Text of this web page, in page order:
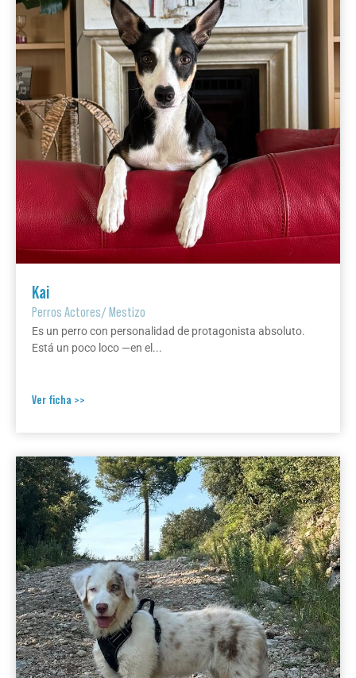
Kai
Perros Actores/Mestizo
Es un perro con personalidad de protagonista absoluto.
Está un poco loco —en el...
Ver ficha >>